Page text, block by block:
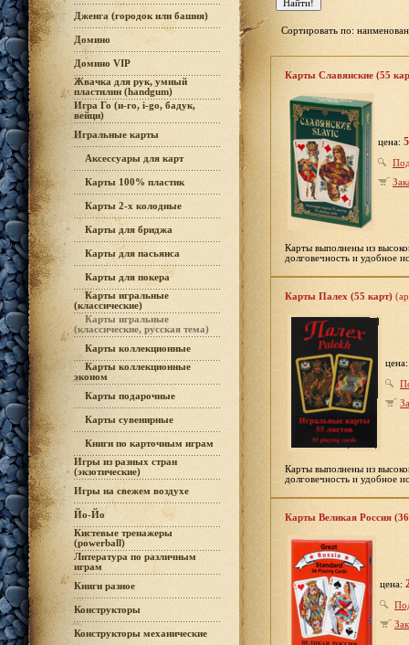
Дженга (городок или башня)
Домино
Домино VIP
Жвачка для рук, умный
пластилин (handgum)
Игра Го (и-го, i-go, бадук,
вейци)
Игральные карты
Аксессуары для карт
Карты 100% пластик
Карты 2-х колодные
Карты для бриджа
Карты для пасьянса
Карты для покера
Карты игральные
(классические)
Карты игральные
(классические, русская тема)
Карты коллекционные
Карты коллекционные
эконом
Карты подарочные
Карты сувенирные
Книги по карточным играм
Игры из разных стран
(экзотические)
Игры на свежем воздухе
Йо-Йо
Кистевые тренажеры
(powerball)
Литература по различным
играм
Книги разное
Конструкторы
Конструкторы механические
Сортировать по:
Карты Славянские (55
цена:
Карты выполнены из
долговечность и удобное
Карты Палех (55 карт)
Карты выполнены из
долговечность и удобное
Карты Великая Россия
цена: